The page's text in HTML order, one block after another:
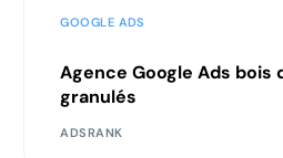
GOOGLE ADS
Agence Google Ads bois
granulés
ADSRANK